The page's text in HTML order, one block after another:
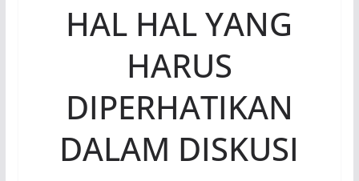
HAL HAL YANG
HARUS
DIPERHATIKAN
DALAM DISKUSI